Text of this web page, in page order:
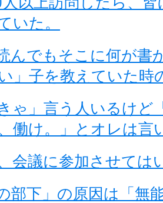
いた。
んでもそこに何が書
」子を教えていた時
ゃ」言う人いるけど
働け。」とオレは言
会議に参加させては
部下」の原因は「無